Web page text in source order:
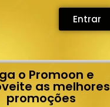
Entrar
o Promoon e
as melhores
promoções